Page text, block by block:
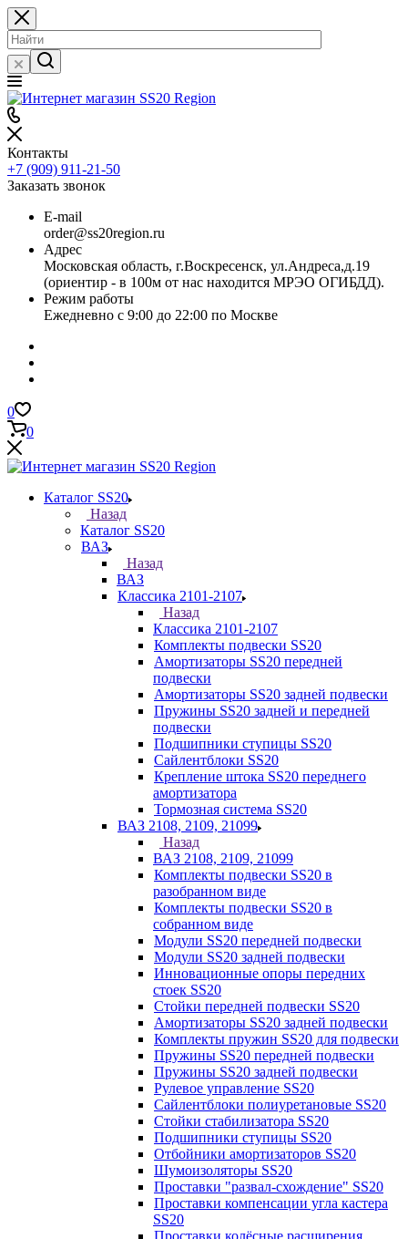
Контакты
+7 (909) 911-21-50
Заказать звонок
E-mail
order@ss20region.ru
Адрес
Московская область, г.Воскресенск, ул.Андреса,д.19
(ориентир - в 100м от нас находится МРЭО ОГИБДД).
Режим работы
Ежедневно с 9:00 до 22:00 по Москве
0
0
Каталог SS20
Назад
Каталог SS20
ВАЗ
Назад
ВАЗ
Классика 2101-2107
Назад
Классика 2101-2107
Комплекты подвески SS20
Амортизаторы SS20 передней
подвески
Амортизаторы SS20 задней подвески
Пружины SS20 задней и передней
подвески
Подшипники ступицы SS20
Сайлентблоки SS20
Крепление штока SS20 переднего
амортизатора
Тормозная система SS20
ВАЗ 2108, 2109, 21099
Назад
ВАЗ 2108, 2109, 21099
Комплекты подвески SS20 в
разобранном виде
Комплекты подвески SS20 в
собранном виде
Модули SS20 передней подвески
Модули SS20 задней подвески
Инновационные опоры передних
стоек SS20
Стойки передней подвески SS20
Амортизаторы SS20 задней подвески
Комплекты пружин SS20 для подвески
Пружины SS20 передней подвески
Пружины SS20 задней подвески
Рулевое управление SS20
Сайлентблоки полиуретановые SS20
Стойки стабилизатора SS20
Подшипники ступицы SS20
Отбойники амортизаторов SS20
Шумоизоляторы SS20
Проставки "развал-схождение" SS20
Проставки компенсации угла кастера
SS20
Проставки колёсные расширения